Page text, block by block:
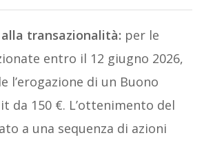
transazionalità: per le
entro il 12 giugno 2026,
l’erogazione di un Buono
da 150 €. L’ottenimento del
a una sequenza di azioni